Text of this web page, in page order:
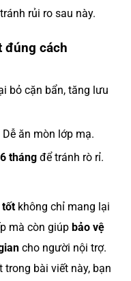
rủi ro sau này.
đúng cách
bỏ cặn bẩn, tăng lưu
Dễ ăn mòn lớp mạ.
tháng để tránh rò rỉ.
tốt không chỉ mang lại
mà còn giúp bảo vệ
cho người nội trợ.
bài viết này, bạn